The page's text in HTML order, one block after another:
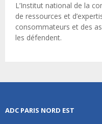
L’Institut national de la
de ressources et
consommateurs et des
les défendent.
ADC PARIS NORD EST